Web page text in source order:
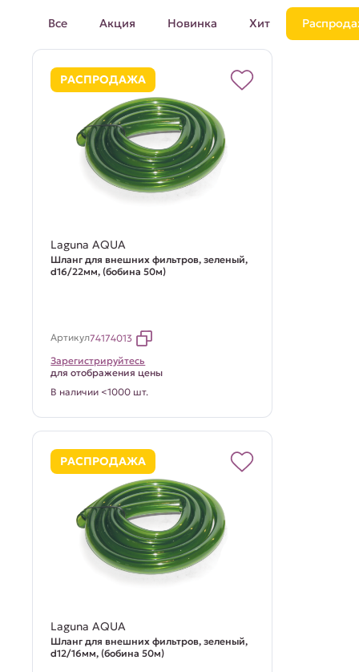
Все Акция Новинка Хит
РАСПРОДАЖА
Laguna AQUA
Шланг для внешних фильтров, зеленый,
d16/22мм, (бобина 50м)
Артикул74174013
Зарегистрируйтесь
для отображения цены
В наличии <1000 шт.
РАСПРОДАЖА
Laguna AQUA
Шланг для внешних фильтров, зеленый,
d12/16мм, (бобина 50м)